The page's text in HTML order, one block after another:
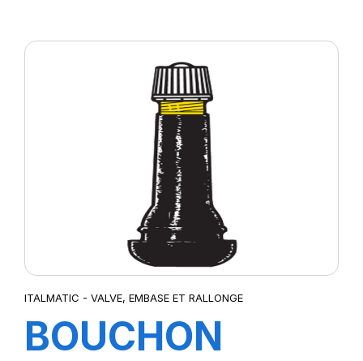
DIGITAL
ITALMATIC - VALVE, EMBASE ET RALLONGE
BOUCHON